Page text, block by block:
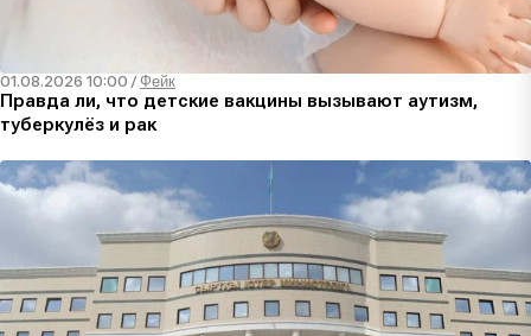
01.08.2026 10:00 /Фейк
Правда ли, что детские вакцины вызывают аутизм,
туберкулёз и рак